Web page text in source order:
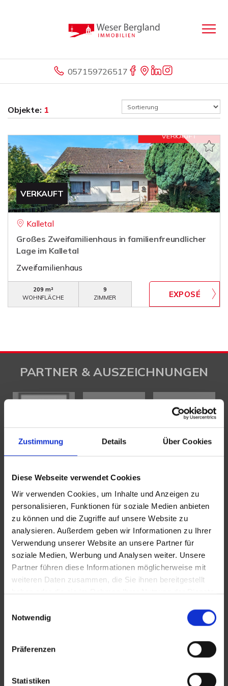
Zustimmung Details Über Cookies
Diese Webseite verwendet Cookies
Wir verwenden Cookies, um Inhalte und Anzeigen zu
personalisieren, Funktionen für soziale Medien anbieten
zu können und die Zugriffe auf unsere Website zu
analysieren. Außerdem geben wir Informationen zu Ihrer
Verwendung unserer Website an unsere Partner für
soziale Medien, Werbung und Analysen weiter. Unsere
Partner führen diese Informationen möglicherweise mit
weiteren Daten zusammen, die Sie ihnen bereitgestellt
haben oder die sie im Rahmen Ihrer Nutzung der Dienste
Notwendig
Präferenzen
Statistiken
057159726517
Objekte: 1
VERKAUFT
Kalletal
Großes Zweifamilienhaus in familienfreundlicher
Lage im Kalletal
Zweifamilienhaus
209 m²
WOHNFLÄCHE
9
ZIMMER
PARTNER & AUSZEICHNUNGEN
KONTAKT
WeserBergland Immobilien
Portastraße 36
32457 Porta Westfalica
Tel.:0571 - 597 265 17
Web: www.wb-immobilien.de